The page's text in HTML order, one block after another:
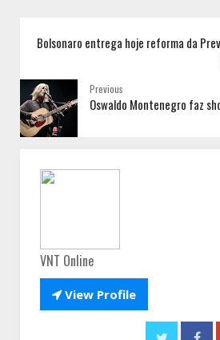
Bolsonaro entrega hoje reforma da
Previous
Oswaldo Montenegro faz
VNT Online
View Profile